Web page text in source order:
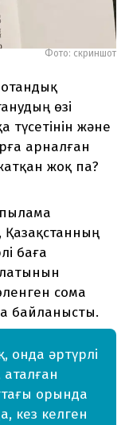
Фото: скриншот
өзі
түсетінін және
арналған
жоқ па?
баға
сома
байланысты.
онда әртүрлі
аталған
орында
кез келген